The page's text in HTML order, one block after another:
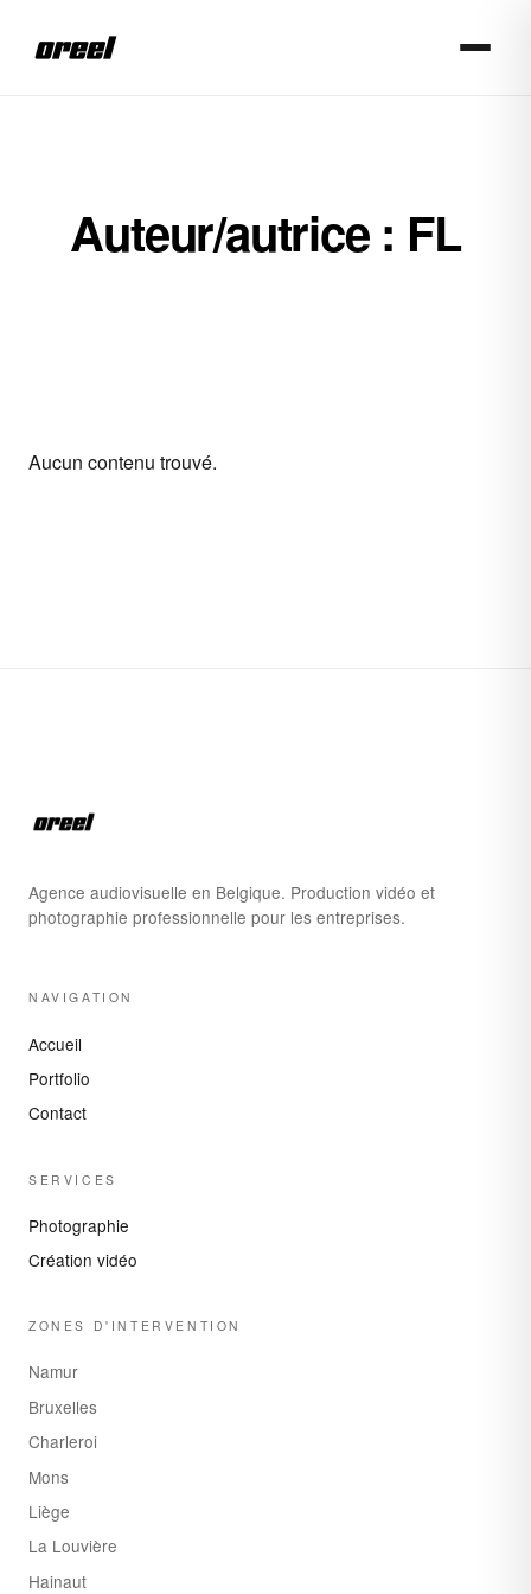
Auteur/autrice : FL
Aucun contenu trouvé.
Agence audiovisuelle en Belgique. Production vidéo et
photographie professionnelle pour les entreprises.
NAVIGATION
Accueil
Portfolio
Contact
SERVICES
Photographie
Création vidéo
ZONES D'INTERVENTION
Namur
Bruxelles
Charleroi
Mons
Liège
La Louvière
Hainaut